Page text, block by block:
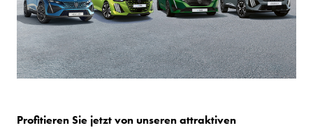
Profitieren Sie jetzt von unseren attraktiven